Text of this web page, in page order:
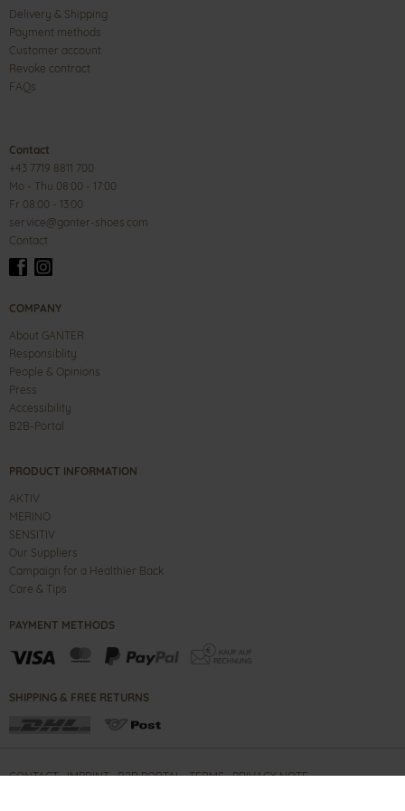
Delivery & Shipping
Payment methods
Customer account
Revoke contract
FAQs
Contact
+43 7719 8811 700
Mo - Thu 08:00 - 17:00
Fr 08:00 - 13:00
service@ganter-shoes.com
Contact
COMPANY
About GANTER
Responsiblity
People & Opinions
Press
Accessibility
B2B-Portal
PRODUCT INFORMATION
AKTIV
MERINO
SENSITIV
Our Suppliers
Campaign for a Healthier Back
Care & Tips
PAYMENT METHODS
SHIPPING & FREE RETURNS
CONTACT IMPRINT B2B PORTAL TERMS PRIVACY NOTE